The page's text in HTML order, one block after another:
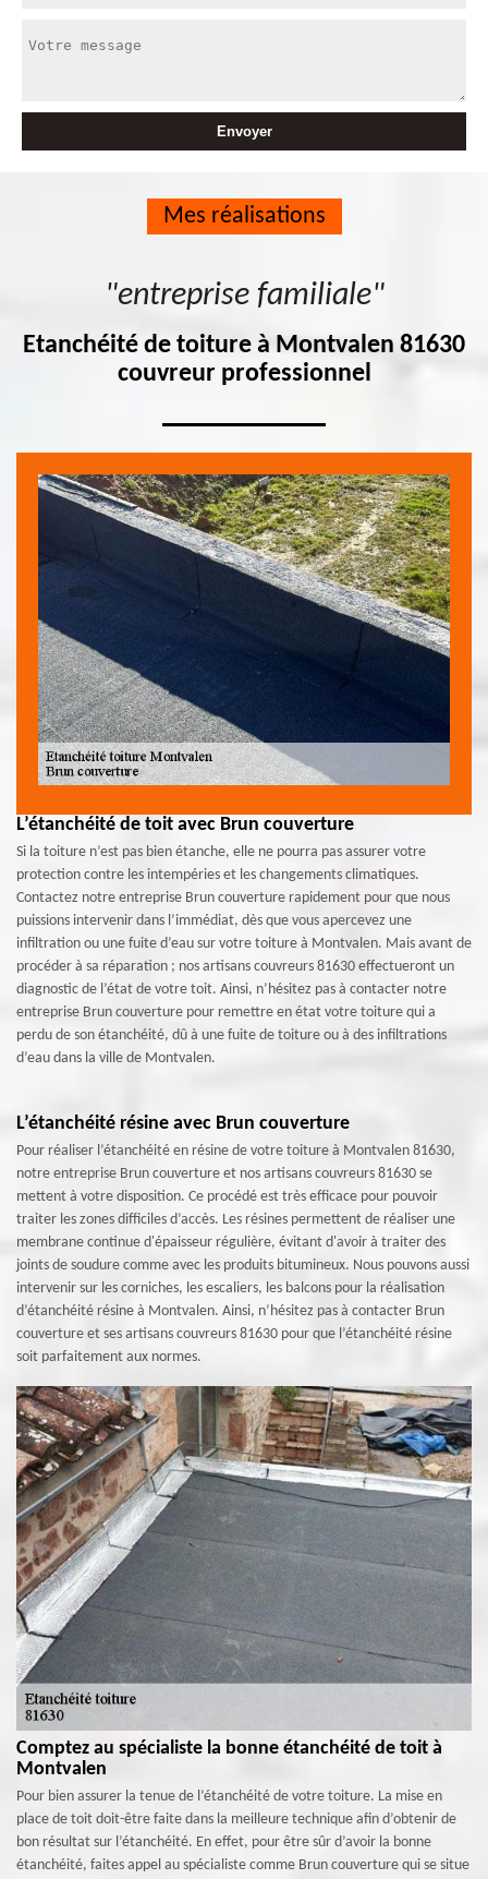
Mes réalisations
"entreprise familiale"
Etanchéité de toiture à Montvalen 81630
couvreur professionnel
L’étanchéité de toit avec Brun couverture
Si la toiture n’est pas bien étanche, elle ne pourra pas assurer votre
protection contre les intempéries et les changements climatiques.
Contactez notre entreprise Brun couverture rapidement pour que nous
puissions intervenir dans l’immédiat, dès que vous apercevez une
infiltration ou une fuite d’eau sur votre toiture à Montvalen. Mais avant de
procéder à sa réparation ; nos artisans couvreurs 81630 effectueront un
diagnostic de l’état de votre toit. Ainsi, n’hésitez pas à contacter notre
entreprise Brun couverture pour remettre en état votre toiture qui a
perdu de son étanchéité, dû à une fuite de toiture ou à des infiltrations
d’eau dans la ville de Montvalen.
L’étanchéité résine avec Brun couverture
Pour réaliser l’étanchéité en résine de votre toiture à Montvalen 81630,
notre entreprise Brun couverture et nos artisans couvreurs 81630 se
mettent à votre disposition. Ce procédé est très efficace pour pouvoir
traiter les zones difficiles d’accès. Les résines permettent de réaliser une
membrane continue d'épaisseur régulière, évitant d'avoir à traiter des
joints de soudure comme avec les produits bitumineux. Nous pouvons aussi
intervenir sur les corniches, les escaliers, les balcons pour la réalisation
d’étanchéité résine à Montvalen. Ainsi, n’hésitez pas à contacter Brun
couverture et ses artisans couvreurs 81630 pour que l’étanchéité résine
soit parfaitement aux normes.
Comptez au spécialiste la bonne étanchéité de toit à
Montvalen
Pour bien assurer la tenue de l’étanchéité de votre toiture. La mise en
place de toit doit-être faite dans la meilleure technique afin d’obtenir de
bon résultat sur l’étanchéité. En effet, pour être sûr d’avoir la bonne
étanchéité, faites appel au spécialiste comme Brun couverture qui se situe